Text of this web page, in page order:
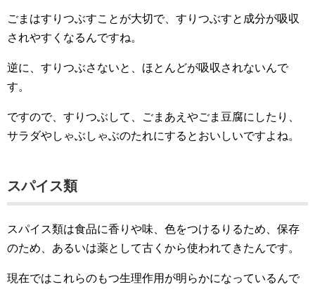
ごまはすりつぶすことが大切で、すりつぶすと成分が吸収
されやすくなるんですね。
逆に、すりつぶさないと、ほとんどが吸収されないんで
す。
ですので、すりつぶして、ごまあえやごま豆腐にしたり、
サラダやしゃぶしゃぶのたれにするとおいしいですよね。
スパイス類
スパイス類は食品に香りや味、色をつけるりるため、保存
のため、あるいは薬として古くから使われてきたんです。
現在ではこれらのもつ生理作用が明らかになっているんで